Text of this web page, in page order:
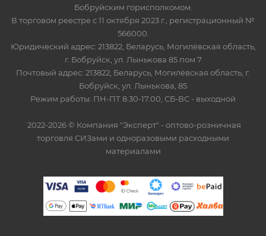
Бобруйским горисполкомом.
В торговом реестре с 11 октября 2023 г., регистрационный №
566000.
Юридический адрес: 213822, Беларусь, Могилёвская область,
г. Бобруйск, ул. Лынькова 85 пом 7
Почтовый адрес: 213822, Беларусь, Могилёвская область, г.
Бобруйск, ул. Лынькова, 85
Режим работы: ПН-ПТ 8.30-17.00, СБ-ВС - выходной
2022-2026 © Компания "Эксперт" - оптово-розничная
торговля СИЗами и одноразовыми расходными
материалами